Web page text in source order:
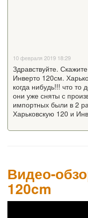
10 февраля 2019 18:29
Здравствуйте.
Инверто 120см.
когда нибудь!!! что то
они уже сняты с
импортных были в 2
Харьковскую 120 и
Видео-
120cm